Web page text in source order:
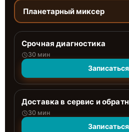
Планетарный миксер
Срочная диагностика
30 мин
Записаться
Доставка в сервис и
30 мин
Записаться